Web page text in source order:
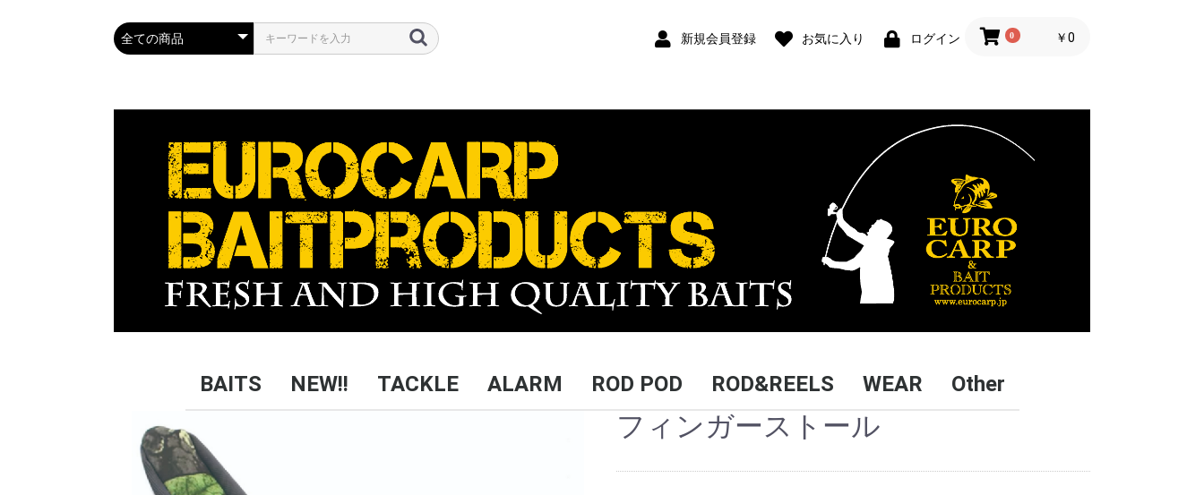
新規会員登録 お気に入り ログイン 0 ￥0
BAITS
ツナバナナ
ツナモルツ
ムラサキイモ
シルクスイート
ブラッドワーム
クリル
ナッツエナジー
オクトパスス クイッ
ド
ワフター
ポップアップ
クオーター
イミテーションベイト
スティック/24ｍｍ/
BIGBAITS
リキッド各種
スプレー
ペレット
パウダー&シード
NEW!! TACKLE
フック . パーツ
アライナー
ロニーリグ
ヘアーリグ
スイベル . スナップ ステンレス製スイベル
クリップ . ラバー
アンチタングル
ニードル . ツール
フックリンク
リードコア
フラットぺアー
ディスタンス
グリッパー
インライン
コーティングパウダー
ベイティングツール
ALARM ROD POD
ロッドポッド
バンクスティック
ロッドレスト
ROD&REELS WEAR
T－シャツ
ウエアー、キャップ
パンツ
Other
フィンガーストール